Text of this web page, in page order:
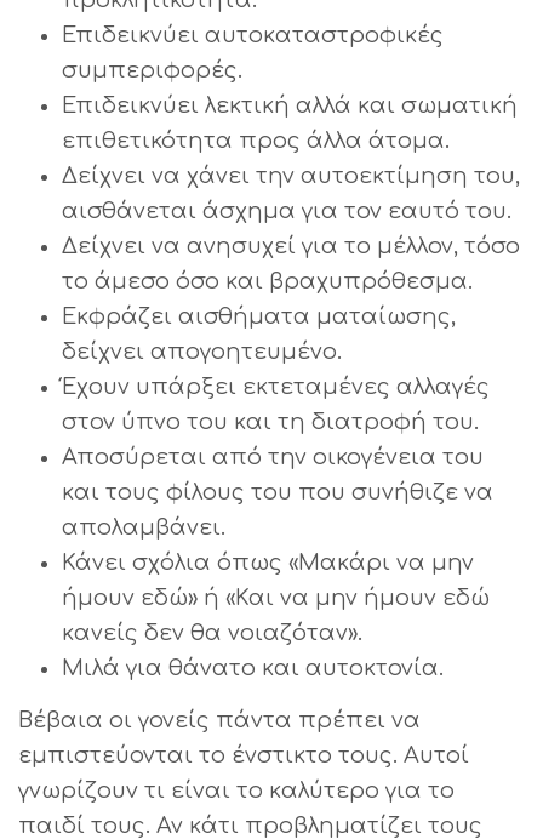
Επιδεικνύει αυτοκαταστροφικές
συμπεριφορές.
Επιδεικνύει λεκτική αλλά και σωματική
επιθετικότητα προς άλλα άτομα.
Δείχνει να χάνει την αυτοεκτίμηση του,
αισθάνεται άσχημα για τον εαυτό του.
Δείχνει να ανησυχεί για το μέλλον, τόσο
το άμεσο όσο και βραχυπρόθεσμα.
Εκφράζει αισθήματα ματαίωσης,
δείχνει απογοητευμένο.
Έχουν υπάρξει εκτεταμένες αλλαγές
στον ύπνο του και τη διατροφή του.
Αποσύρεται από την οικογένεια του
και τους φίλους του που συνήθιζε να
απολαμβάνει.
Κάνει σχόλια όπως «Μακάρι να μην
ήμουν εδώ» ή «Και να μην ήμουν εδώ
κανείς δεν θα νοιαζόταν».
Μιλά για θάνατο και αυτοκτονία.
Βέβαια οι γονείς πάντα πρέπει να
εμπιστεύονται το ένστικτο τους. Αυτοί
γνωρίζουν τι είναι το καλύτερο για το
παιδί τους. Αν κάτι προβληματίζει τους